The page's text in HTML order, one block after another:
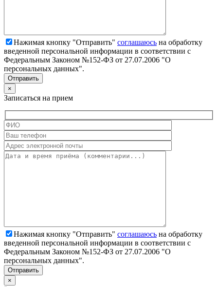
Нажимая кнопку "Отправить" соглашаюсь на обработку
введенной персональной информации в соответствии с
Федеральным Законом №152-ФЗ от 27.07.2006 "О
персональных данных".
×
Записаться на прием
Нажимая кнопку "Отправить" соглашаюсь на обработку
введенной персональной информации в соответствии с
Федеральным Законом №152-ФЗ от 27.07.2006 "О
персональных данных".
×